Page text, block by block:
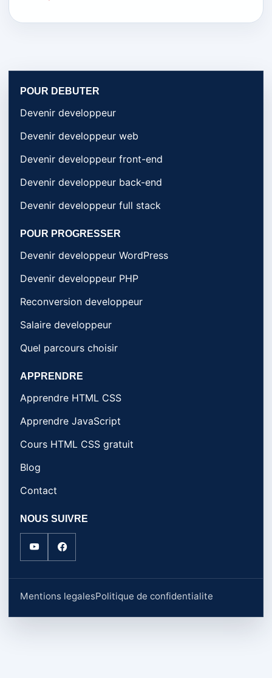
POUR DEBUTER
Devenir developpeur
Devenir developpeur web
Devenir developpeur front-end
Devenir developpeur back-end
Devenir developpeur full stack
POUR PROGRESSER
Devenir developpeur WordPress
Devenir developpeur PHP
Reconversion developpeur
Salaire developpeur
Quel parcours choisir
APPRENDRE
Apprendre HTML CSS
Apprendre JavaScript
Cours HTML CSS gratuit
Blog
Contact
NOUS SUIVRE
Mentions legalesPolitique de confidentialite